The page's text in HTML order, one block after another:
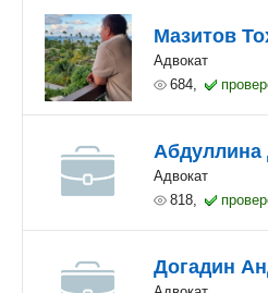
Мазитов
Адвокат
684,
Абдуллина
Адвокат
818,
Догадин